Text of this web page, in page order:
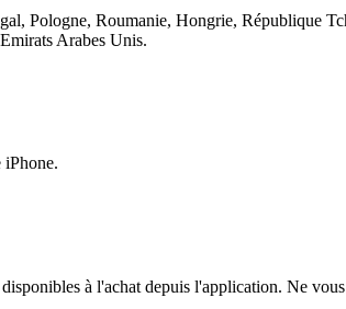
Pologne, Roumanie, Hongrie, République
Arabes Unis.
iPhone.
à l'achat depuis l'application. Ne